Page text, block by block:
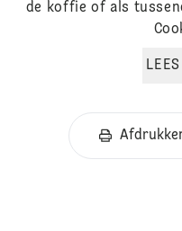
de koffie of als